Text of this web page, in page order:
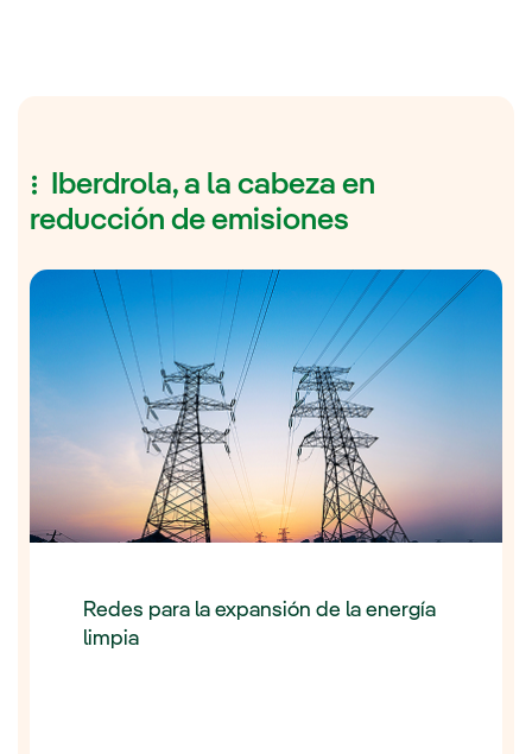
Iberdrola, a la cabeza en
reducción de emisiones
Redes para la expansión de la energía
limpia